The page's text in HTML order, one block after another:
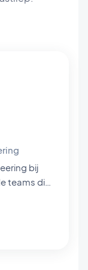
bij
zij zijn het
tot leven